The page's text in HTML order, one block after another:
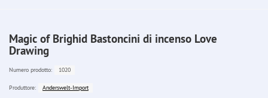
Magic of Brighid Bastoncini di incenso Love
Drawing
Numero prodotto: 1020
Produttore:
Anderswelt-Import